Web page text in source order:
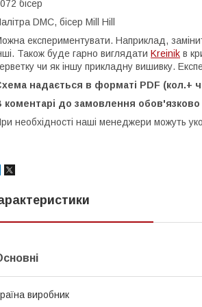
бісер
DMC, бісер Mill Hill
експериментувати. Наприклад,
Також буде гарно виглядати Kreinik в
чи як іншу прикладну вишивку.
надається в форматі PDF (кол.+
коментарі до замовлення
необхідності наші менеджери можуть
виробник